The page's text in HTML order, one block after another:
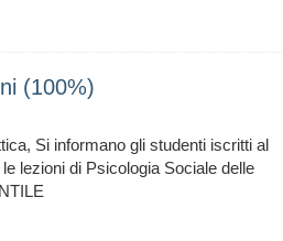
(100%)
Si informano gli studenti iscritti al
lezioni di Psicologia Sociale delle